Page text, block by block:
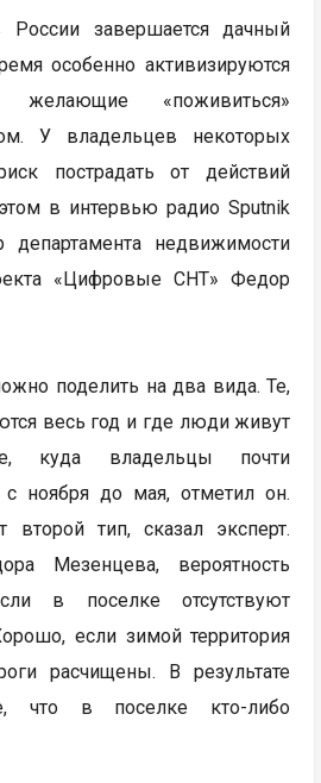
завершается дачный
особенно активизируются
желающие «поживиться»
У владельцев некоторых
пострадать от действий
в интервью радио Sputnik
департамента недвижимости
«Цифровые СНТ» Федор
поделить на два вида. Те,
весь год и где люди живут
куда владельцы почти
ноября до мая, отметил он.
второй тип, сказал эксперт.
Мезенцева, вероятность
в поселке отсутствуют
если зимой территория
расчищены. В результате
что в поселке кто-либо